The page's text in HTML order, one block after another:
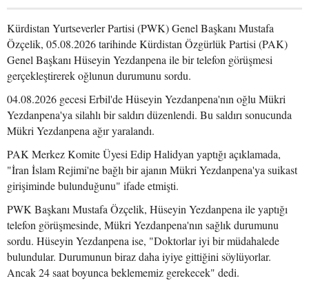
Kürdistan Yurtseverler Partisi (PWK) Genel Başkanı Mustafa
Özçelik, 05.08.2026 tarihinde Kürdistan Özgürlük Partisi (PAK)
Genel Başkanı Hüseyin Yezdanpena ile bir telefon görüşmesi
gerçekleştirerek oğlunun durumunu sordu.
04.08.2026 gecesi Erbil'de Hüseyin Yezdanpena'nın oğlu Mükri
Yezdanpena'ya silahlı bir saldırı düzenlendi. Bu saldırı sonucunda
Mükri Yezdanpena ağır yaralandı.
PAK Merkez Komite Üyesi Edip Halidyan yaptığı açıklamada,
"İran İslam Rejimi'ne bağlı bir ajanın Mükri Yezdanpena'ya suikast
girişiminde bulunduğunu" ifade etmişti.
PWK Başkanı Mustafa Özçelik, Hüseyin Yezdanpena ile yaptığı
telefon görüşmesinde, Mükri Yezdanpena'nın sağlık durumunu
sordu. Hüseyin Yezdanpena ise, "Doktorlar iyi bir müdahalede
bulundular. Durumunun biraz daha iyiye gittiğini söylüyorlar.
Ancak 24 saat boyunca beklememiz gerekecek" dedi.